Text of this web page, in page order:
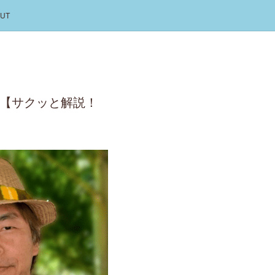
サクッと解説！